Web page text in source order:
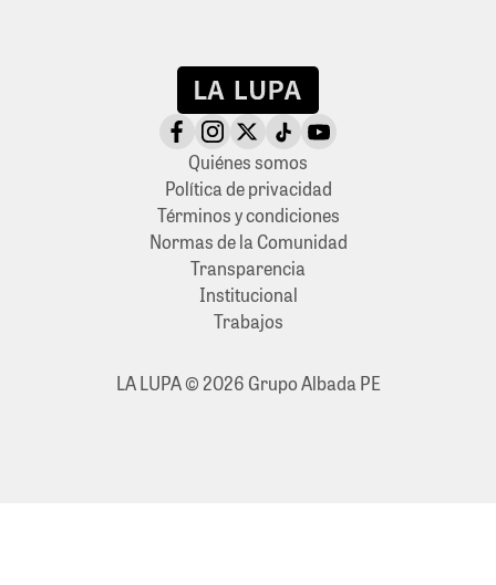
Quiénes somos
Política de privacidad
Términos y condiciones
Normas de la Comunidad
Transparencia
Institucional
Trabajos
LA LUPA © 2026 Grupo Albada PE